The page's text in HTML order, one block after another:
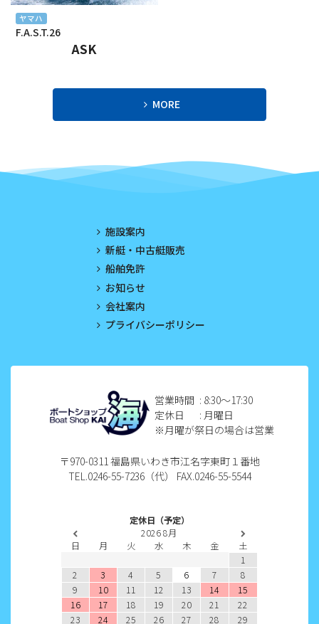
2023年11月
2023年10月
2022年11月
2022年9月
2022年7月
2022年5月
2022年4月
2022年3月
ヤマハ
F.A.S.T.26
ASK
MORE
施設案内
新艇・中古艇販売
船舶免許
お知らせ
会社案内
プライバシーポリシー
営業時間 : 8:30〜17:30
定休日
: 月曜日
※月曜が祭日の場合は営業
〒970-0311 福島県いわき市江名字東町１番地
TEL.0246-55-7236（代） FAX.0246-55-5544
定休日（予定）
20268月
日
月 火 水 木 金
土
1
2
3 4 5 6 7
8
9
10 11 12 13 14
15
16
17 18 19 20 21
22
23
24 25 26 27 28 29